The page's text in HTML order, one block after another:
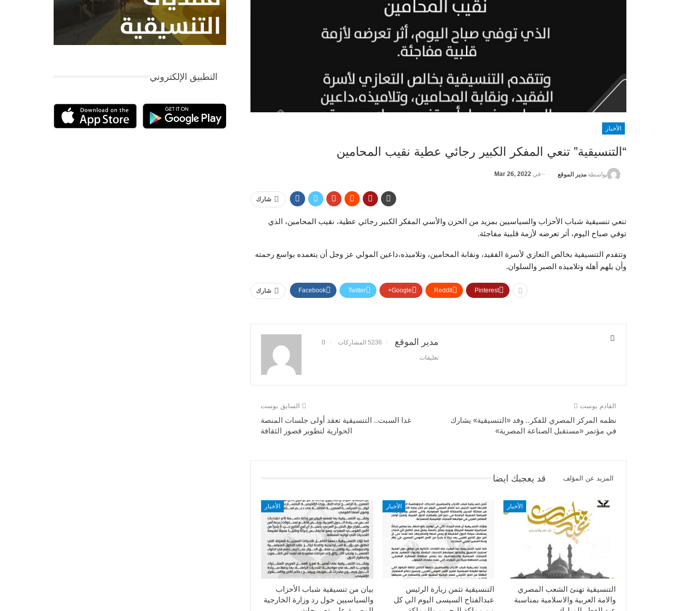
الأخبار
“التنسيقية” تنعي المفكر الكبير رجائي عطية نقيب المحامين
بواسطة مدير الموقع في Mar 26, 2022
شارك
تنعي تنسيقية شباب الأحزاب والسياسيين بمزيد من الحزن والأسي المفكر الكبير رجائي عطية، نقيب المحامين، الذي
توفي صباح اليوم، أثر تعرضه لأزمة قلبية مفاجئة.
وتتقدم التنسيقية بخالص التعازي لأسرة الفقيد، ونقابة المحامين، وتلاميذه،داعين المولي عز وجل أن يتغمده بواسع رحمته
وأن يلهم أهله وتلاميذه الصبر والسلوان.
شارك Facebook Twitter Google+ ReddIt Pinterest
مدير الموقع 5236 المشاركات 0
تعليقات
السابق بوست
غدا السبت.. التنسيقية تعقد أولى جلسات المنصة
الحوارية لتطوير قصور الثقافة
القادم بوست
نظمه المركز المصري للفكر.. وفد «التنسيقية» يشارك
في مؤتمر «مستقبل الصناعة المصرية»
قد يعجبك ايضا المزيد عن المؤلف
الأخبار
بيان من تنسيقية شباب الأحزاب
والسياسيين حول رد وزارة الخارجية
الأخبار
التنسيقية تثمن زيارة الرئيس
عبدالفتاح السيسى اليوم الي كل
الأخبار
التنسيقية تهنئ الشعب المصري
والامة العربية والاسلامية بمناسبة
التطبيق الإلكتروني